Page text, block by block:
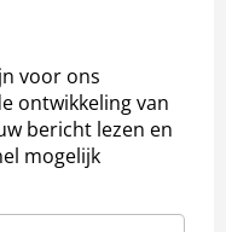
voor ons
ontwikkeling van
bericht lezen en
mogelijk